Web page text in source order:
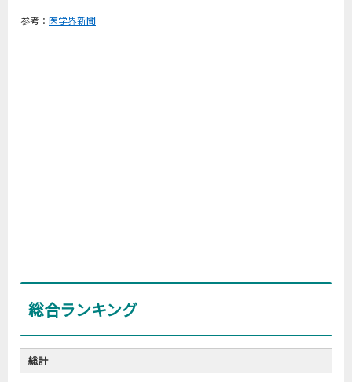
参考： 医学界新聞
総合ランキング
総計